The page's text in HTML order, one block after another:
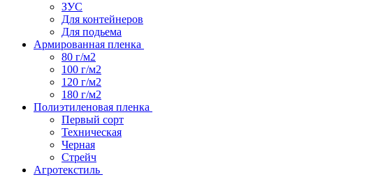
ЗУС
Для контейнеров
Для подьема
Армированная пленка
80 г/м2
100 г/м2
120 г/м2
180 г/м2
Полиэтиленовая пленка
Первый сорт
Техническая
Черная
Стрейч
Агротекстиль